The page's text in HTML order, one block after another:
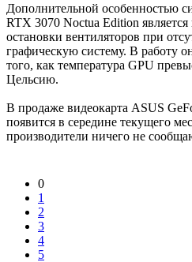
Дополнительной особенностью
RTX 3070 Noctua Edition
остановки вентиляторов при
графическую систему. В работу
того, как температура GPU
Цельсию.
В продаже видеокарта ASUS
появится в середине текущего
производители ничего не
0
1
2
3
4
5